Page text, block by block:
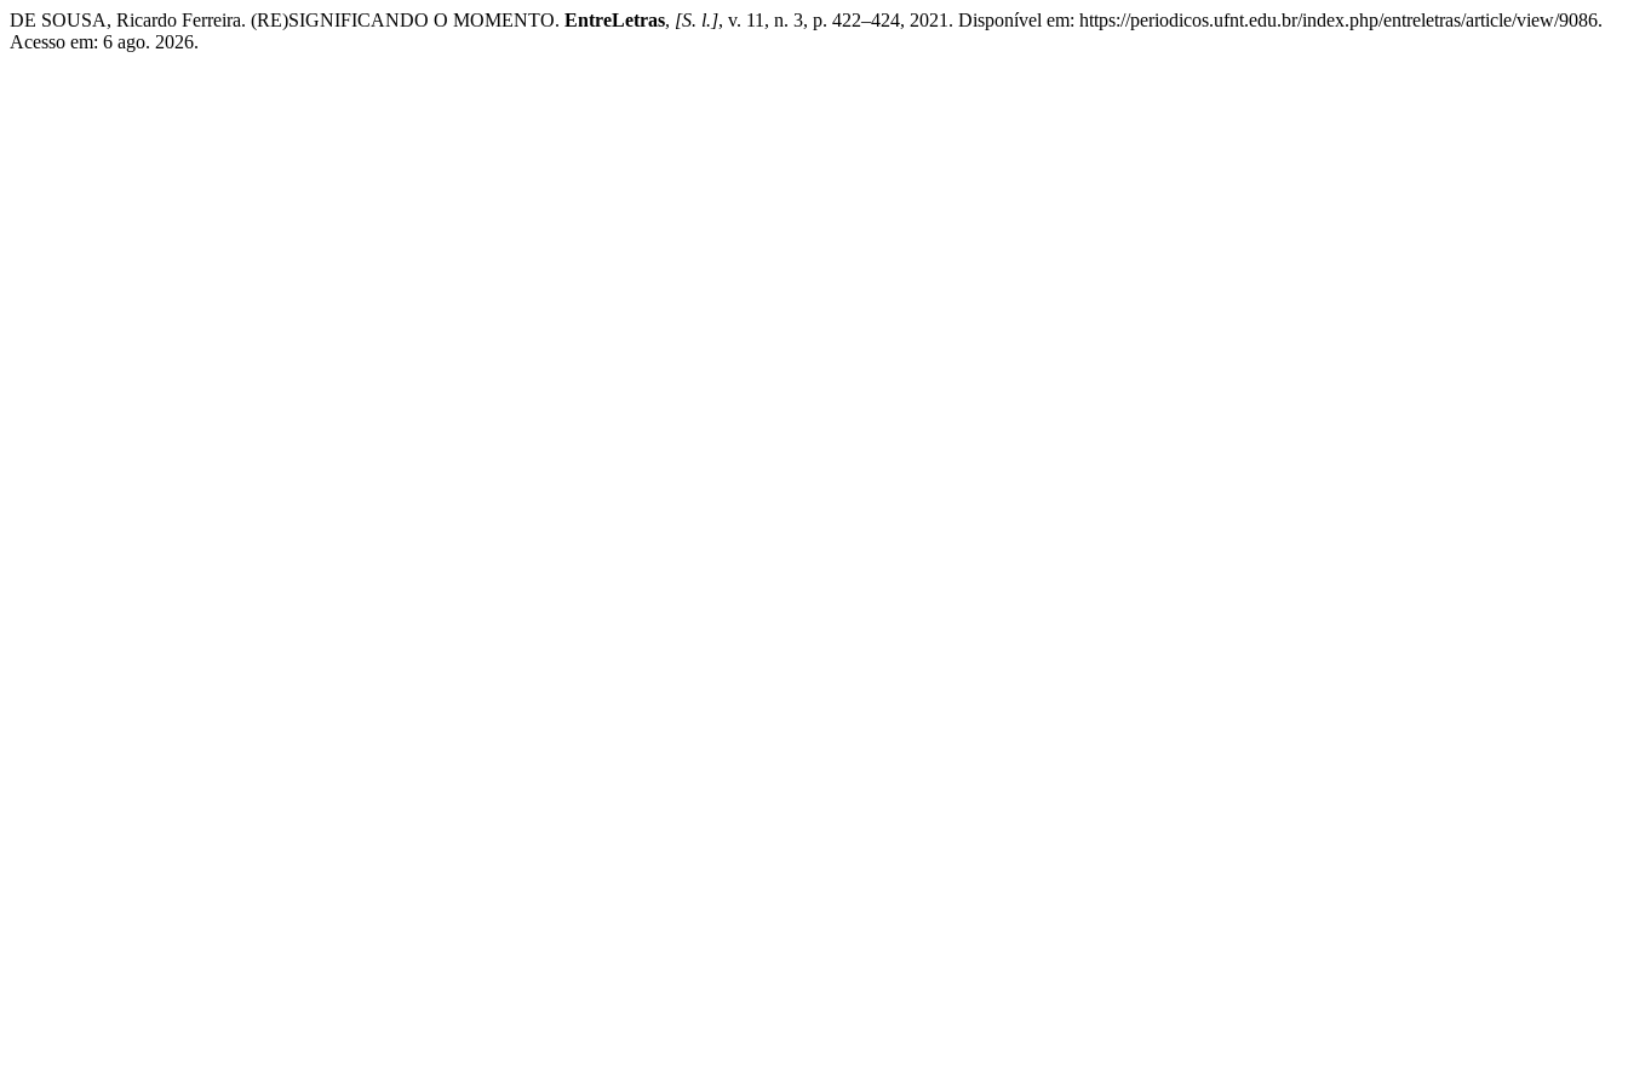
DE SOUSA, Ricardo Ferreira. (RE)SIGNIFICANDO O MOMENTO. EntreLetras, [S. l.], v. 11, n. 3, p. 422–424, 2021. Disponível em: https://periodicos.ufnt.edu.br/index.php/entreletras/article/view/9086.
Acesso em: 6 ago. 2026.